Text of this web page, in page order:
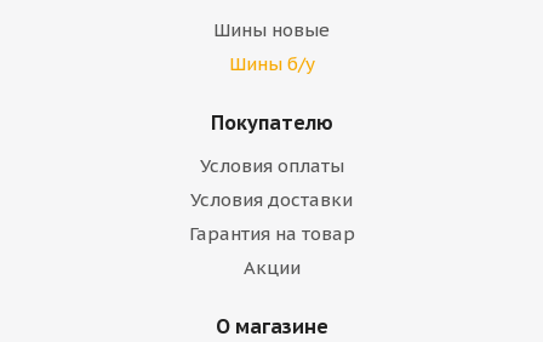
Шины новые
Шины б/у
Покупателю
Условия оплаты
Условия доставки
Гарантия на товар
Акции
О магазине